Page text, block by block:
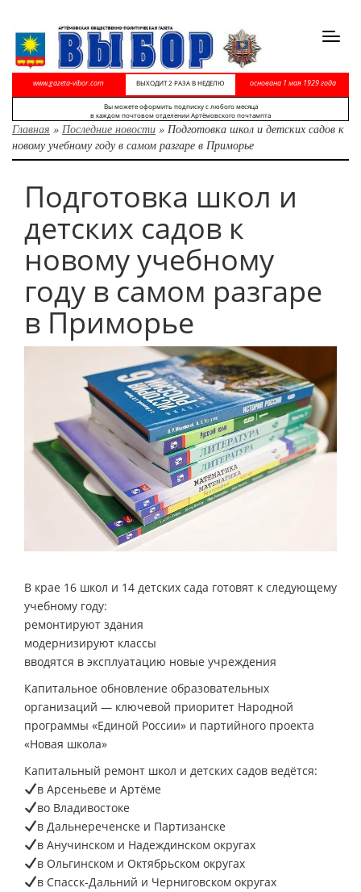
www.gazeta-vibor.com ВЫХОДИТ 2 РАЗА В НЕДЕЛЮ основана 1 мая 1929 года
Вы можете оформить подписку с любого месяца
в каждом почтовом отделении Артёмовского почтампта
Главная » Последние новости » Подготовка школ и детских садов к
новому учебному году в самом разгаре в Приморье
Подготовка школ и
детских садов к
новому учебному
году в самом разгаре
в Приморье
В крае 16 школ и 14 детских сада готовят к следующему
учебному году:
ремонтируют здания
модернизируют классы
вводятся в эксплуатацию новые учреждения
Капитальное обновление образовательных
организаций — ключевой приоритет Народной
программы «Единой России» и партийного проекта
«Новая школа»
Капитальный ремонт школ и детских садов ведётся:
в Арсеньеве и Артёме
во Владивостоке
в Дальнереченске и Партизанске
в Анучинском и Надеждинском округах
в Ольгинском и Октябрьском округах
в Спасск-Дальний и Черниговском округах